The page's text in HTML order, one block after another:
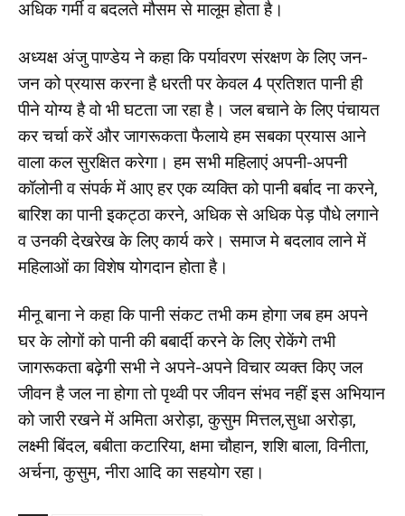
अधिक गर्मी व बदलते मौसम से मालूम होता है।
अध्यक्ष अंजु पाण्डेय ने कहा कि पर्यावरण संरक्षण के लिए जन-
जन को प्रयास करना है धरती पर केवल 4 प्रतिशत पानी ही
पीने योग्य है वो भी घटता जा रहा है। जल बचाने के लिए पंचायत
कर चर्चा करें और जागरूकता फैलाये हम सबका प्रयास आने
वाला कल सुरक्षित करेगा। हम सभी महिलाएं अपनी-अपनी
कॉलोनी व संपर्क में आए हर एक व्यक्ति को पानी बर्बाद ना करने,
बारिश का पानी इकट्ठा करने, अधिक से अधिक पेड़ पौधे लगाने
व उनकी देखरेख के लिए कार्य करे। समाज मे बदलाव लाने में
महिलाओं का विशेष योगदान होता है।
मीनू बाना ने कहा कि पानी संकट तभी कम होगा जब हम अपने
घर के लोगों को पानी की बबार्दी करने के लिए रोकेंगे तभी
जागरूकता बढ़ेगी सभी ने अपने-अपने विचार व्यक्त किए जल
जीवन है जल ना होगा तो पृथ्वी पर जीवन संभव नहीं इस अभियान
को जारी रखने में अमिता अरोड़ा, कुसुम मित्तल,सुधा अरोड़ा,
लक्ष्मी बिंदल, बबीता कटारिया, क्षमा चौहान, शशि बाला, विनीता,
अर्चना, कुसुम, नीरा आदि का सहयोग रहा।